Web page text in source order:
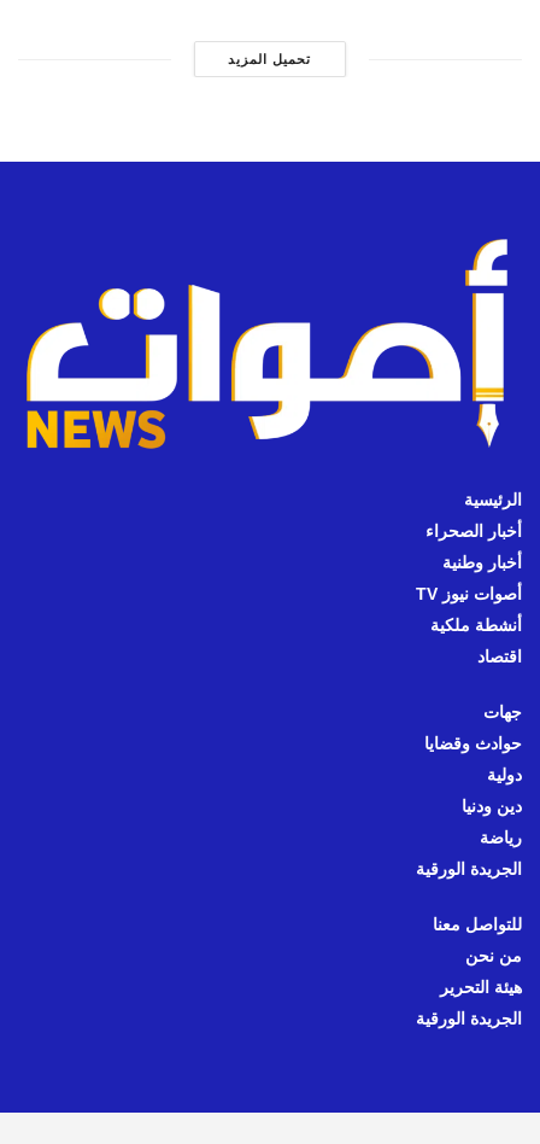
تحميل المزيد
الرئيسية
أخبار الصحراء
أخبار وطنية
أصوات نيوز TV
أنشطة ملكية
اقتصاد
جهات
حوادث وقضايا
دولية
دين ودنيا
رياضة
الجريدة الورقية
للتواصل معنا
من نحن
هيئة التحرير
الجريدة الورقية